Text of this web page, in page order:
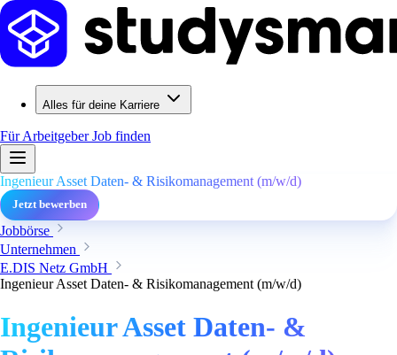
Alles für deine Karriere
Für ArbeitgeberJob finden
Ingenieur Asset Daten- & Risikomanagement (m/w/d)
Jetzt bewerben
Jobbörse
Unternehmen
E.DIS Netz GmbH
Ingenieur Asset Daten- & Risikomanagement (m/w/d)
Ingenieur Asset Daten- &